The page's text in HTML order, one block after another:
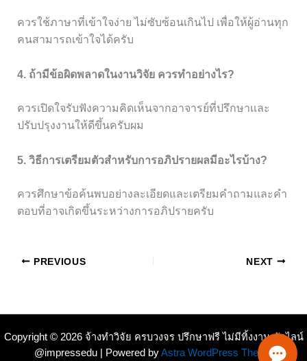
ควรใช้ภาษาที่เข้าใจง่าย ไม่ซับซ้อนเกินไป เพื่อให้ผู้อ่านทุก
คนสามารถเข้าใจได้ครับ
4. ถ้ามีข้อผิดพลาดในงานวิจัย ควรทำอย่างไร?
ควรเปิดใจรับฟังความคิดเห็นจากอาจารย์ที่ปรึกษาและ
ปรับปรุงงานให้ดีขึ้นครับผม
5. วิธีการเตรียมตัวสำหรับการอภิปรายผลมีอะไรบ้าง?
ควรศึกษาข้อค้นพบอย่างละเอียดและเตรียมคำถามและคำ
ตอบที่อาจเกิดขึ้นระหว่างการอภิปรายครับ
PREVIOUS NEXT
Copyright © 2026 จ้างทำวิจัย ครบวงจร ปรึกษาฟรี ไม่มีทิ้งงาน ทักไลน์
@impressedu | Powered byAstra WordPress Theme